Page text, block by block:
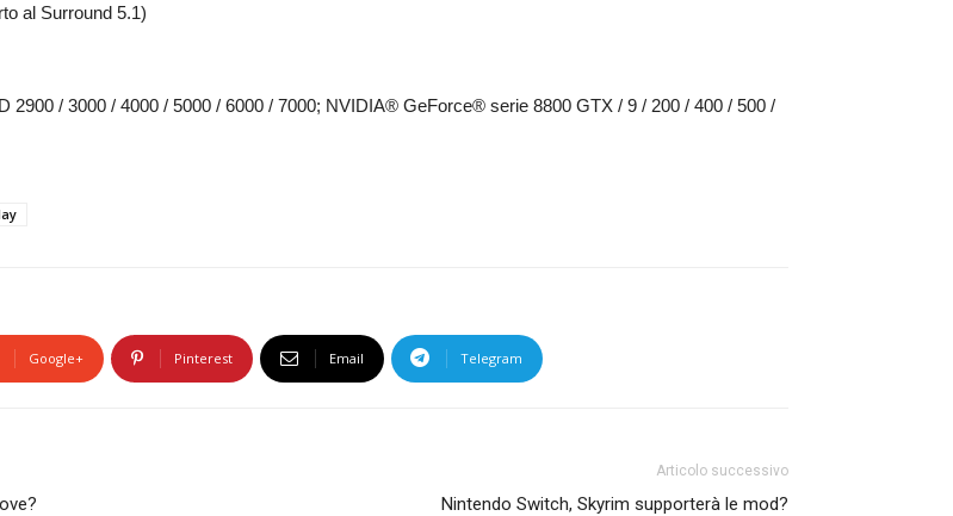
al Surround 5.1)
2900 / 3000 / 4000 / 5000 / 6000 / 7000; NVIDIA® GeForce® serie 8800 GTX / 9 / 200 / 400 / 500 /
Google+ Pinterest Email Telegram
Articolo successivo
Nintendo Switch, Skyrim supporterà le mod?